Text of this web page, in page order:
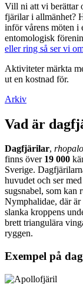
Vill ni att vi berättar
fjärilar i allmänhet?
inför vårens möten i
entomologisk
eller ring så ser vi
Aktiviteter märkta
ut en kostnad för.
Arkiv
Vad är
Dagfjärilar,
finns över 19 000
Sverige.
huvudet och ser
sugsnabel, som kan
Nymphalidae, där
slanka kroppens
brett triangulära
ryggen.
Exempel på